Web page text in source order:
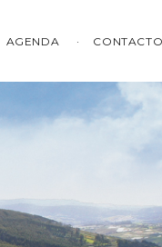
AGENDA